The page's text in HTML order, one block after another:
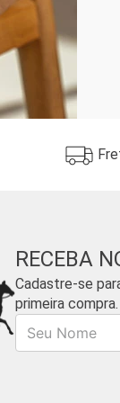
RECEBA
Cadastre-se
primeira
Nome